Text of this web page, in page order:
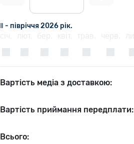
Ⅱ - півріччя 2026 рік.
Вартість медіа з доставкою:
Вартість приймання передплати:
Всього: